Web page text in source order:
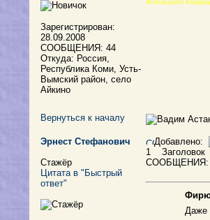
Зарегистрирован:
28.09.2008
СООБЩЕНИЯ: 44
Откуда: Россия,
Республика Коми, Усть-
Вымский район, село
Айкино
Используйте
Вернуться к началу
Эрнест Стефанович
Стажёр
Цитата в "Быстрый
ответ"
Добавлено:
1
Заголовок
СООБЩЕНИЯ:
Даже